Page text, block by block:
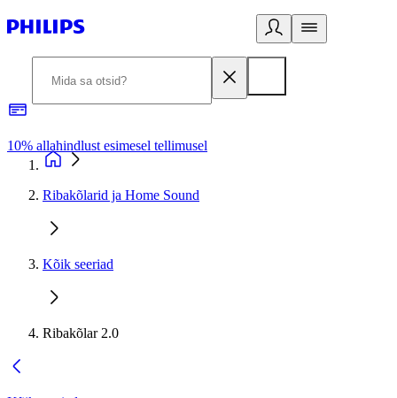
10% allahindlust esimesel tellimusel
Ribakõlarid ja Home Sound
Kõik seeriad
Ribakõlar 2.0